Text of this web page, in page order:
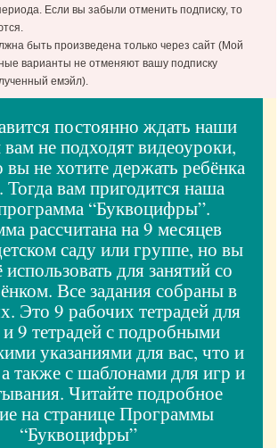
Если вы забыли отменить подписку, то
быть произведена только через сайт (Мой
варианты не отменяют вашу подписку
емэйл).
постоянно ждать наши
не подходят видеоуроки,
не хотите держать ребёнка
Тогда вам пригодится наша
“Буквоцифры”.
рассчитана на 9 месяцев
саду или группе, но вы
для занятий со
Все задания собраны в
Это 9 рабочих тетрадей для
и 9 тетрадей с подробными
указаниями для вас, что и
а также с шаблонами для игр и
Читайте подробное
на странице Программы
“Буквоцифры”